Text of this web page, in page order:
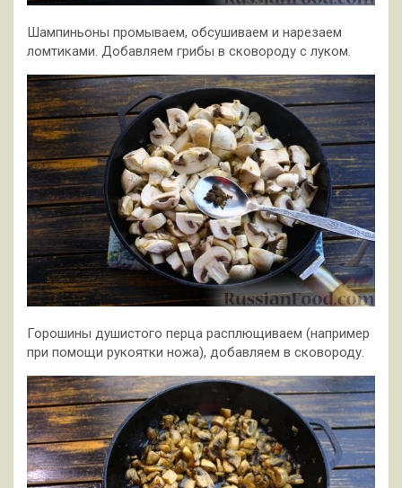
Шампиньоны промываем, обсушиваем и нарезаем
ломтиками. Добавляем грибы в сковороду с луком.
Горошины душистого перца расплющиваем (например
при помощи рукоятки ножа), добавляем в сковороду.